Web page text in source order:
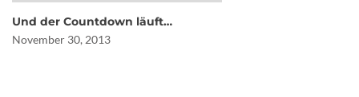
Und der Countdown läuft…
November 30, 2013